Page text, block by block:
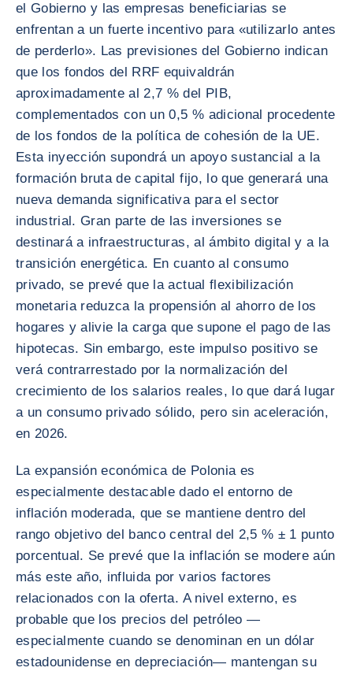
el Gobierno y las empresas beneficiarias se
enfrentan a un fuerte incentivo para «utilizarlo antes
de perderlo». Las previsiones del Gobierno indican
que los fondos del RRF equivaldrán
aproximadamente al 2,7 % del PIB,
complementados con un 0,5 % adicional procedente
de los fondos de la política de cohesión de la UE.
Esta inyección supondrá un apoyo sustancial a la
formación bruta de capital fijo, lo que generará una
nueva demanda significativa para el sector
industrial. Gran parte de las inversiones se
destinará a infraestructuras, al ámbito digital y a la
transición energética. En cuanto al consumo
privado, se prevé que la actual flexibilización
monetaria reduzca la propensión al ahorro de los
hogares y alivie la carga que supone el pago de las
hipotecas. Sin embargo, este impulso positivo se
verá contrarrestado por la normalización del
crecimiento de los salarios reales, lo que dará lugar
a un consumo privado sólido, pero sin aceleración,
en 2026.
La expansión económica de Polonia es
especialmente destacable dado el entorno de
inflación moderada, que se mantiene dentro del
rango objetivo del banco central del 2,5 % ± 1 punto
porcentual. Se prevé que la inflación se modere aún
más este año, influida por varios factores
relacionados con la oferta. A nivel externo, es
probable que los precios del petróleo —
especialmente cuando se denominan en un dólar
estadounidense en depreciación— mantengan su